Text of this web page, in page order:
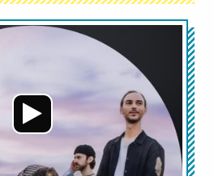
Audio-
Player